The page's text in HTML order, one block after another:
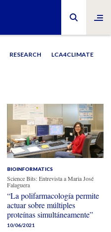
RESEARCH LCA4CLIMATE
BIOINFORMATICS
Science Bits: Entrevista a Maria José
Falaguera
“La polifarmacología permite
actuar sobre múltiples
proteínas simultáneamente”
10/06/2021